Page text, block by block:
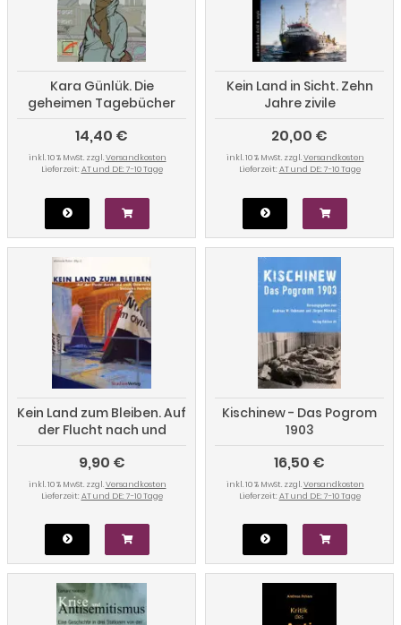
Kara Günlük. Die
geheimen Tagebücher
des Sesperado
14,40 €
inkl. 10 % MwSt. zzgl.Versandkosten
Lieferzeit: AT und DE: 7-10 Tage
Kein Land in Sicht. Zehn
Jahre zivile
Seenotrettung im
Mittelmeer
20,00 €
inkl. 10 % MwSt. zzgl.Versandkosten
Lieferzeit: AT und DE: 7-10 Tage
Kein Land zum Bleiben. Auf
der Flucht nach und
durch Österreich. 17
Porträts
9,90 €
inkl. 10 % MwSt. zzgl.Versandkosten
Lieferzeit: AT und DE: 7-10 Tage
Kischinew - Das Pogrom
1903
16,50 €
inkl. 10 % MwSt. zzgl.Versandkosten
Lieferzeit: AT und DE: 7-10 Tage